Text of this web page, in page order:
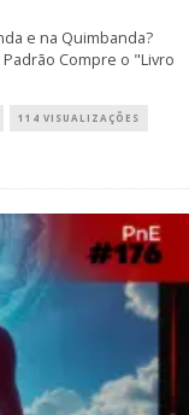
e na Quimbanda?
Compre o "Livro
114 VISUALIZAÇÕES